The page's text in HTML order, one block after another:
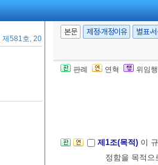
581호, 2023. 2. 3., 타법개정]
본문 제정·개정이유 별표·
판례 연혁 위임
제1조(목적) 이
정함을 목적으